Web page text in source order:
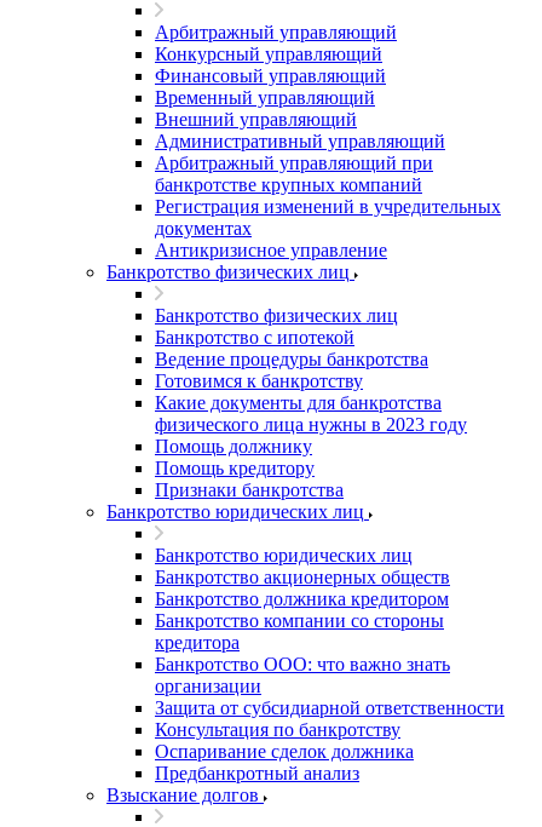
Арбитражный управляющий
Конкурсный управляющий
Финансовый управляющий
Временный управляющий
Внешний управляющий
Административный управляющий
Арбитражный управляющий при
банкротстве крупных компаний
Регистрация изменений в учредительных
документах
Антикризисное управление
Банкротство физических лиц
Банкротство физических лиц
Банкротство с ипотекой
Ведение процедуры банкротства
Готовимся к банкротству
Какие документы для банкротства
физического лица нужны в 2023 году
Помощь должнику
Помощь кредитору
Признаки банкротства
Банкротство юридических лиц
Банкротство юридических лиц
Банкротство акционерных обществ
Банкротство должника кредитором
Банкротство компании со стороны
кредитора
Банкротство ООО: что важно знать
организации
Защита от субсидиарной ответственности
Консультация по банкротству
Оспаривание сделок должника
Предбанкротный анализ
Взыскание долгов